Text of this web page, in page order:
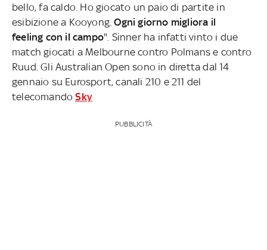
bello, fa caldo. Ho giocato un paio di partite in
esibizione a Kooyong.Ogni giorno migliora il
feeling con il campo". Sinner ha infatti vinto i due
match giocati a Melbourne contro Polmans e contro
Ruud. Gli Australian Open sono in diretta dal 14
gennaio su Eurosport, canali 210 e 211 del
telecomandoSky
PUBBLICITÀ